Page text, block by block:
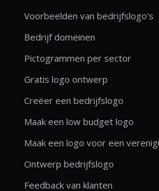
Voorbeelden van bedrijfslogo's
Bedrijf domeinen
Pictogrammen per sector
Gratis logo ontwerp
Creëer een bedrijfslogo
Maak een low budget logo
Maak een logo voor een
Ontwerp bedrijfslogo
Feedback van klanten